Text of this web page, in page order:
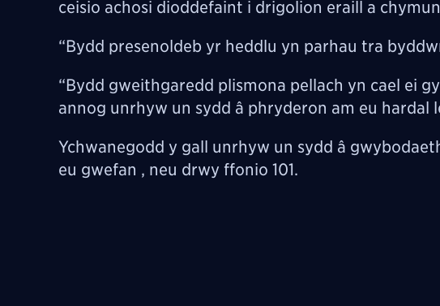
ceisio achosi dioddefaint i drigolion eraill a
“Bydd presenoldeb yr heddlu yn parhau tra
“Bydd gweithgaredd plismona pellach yn cael ei
annog unrhyw un sydd â phryderon am eu hardal
Ychwanegodd y gall unrhyw un sydd â
eu gwefan , neu drwy ffonio 101.